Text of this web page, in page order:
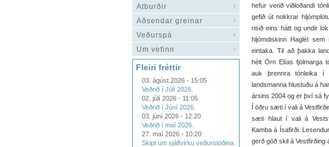
Atburðir
Aðsendar greinar
Veðurspá
Um vefinn
Fleiri fréttir
03. ágúst 2026 - 15:05
Veðrið í Júlí 2026.
02. júlí 2026 - 11:05
Veðrið í Júní 2026.
03. júní 2026 - 12:20
Veðrið í maí 2026.
27. maí 2026 - 10:20
Skipt um sjálfvirku veðurstöðina.
hefur verið viðloðandi
gefið út nokkrar
risið eins hátt og undir
hljómdiskinn Haglél
eintaka. Til að þakka
hélt Örn Elías fjölmarga
auk þrennra tónleika í
landsmanna hlustuðu á
ársins 2004 og er því sá
Í öðru sæti í vali á
sæti hlaut í vali á
Kamba á Ísafirði.
gerð góð skil á Vestfirðing